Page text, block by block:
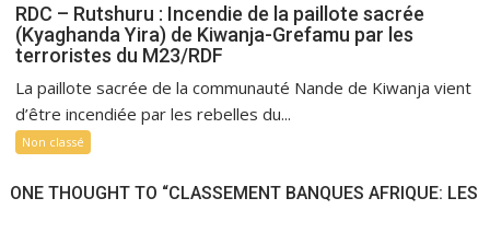
RDC – Rutshuru : Incendie de la paillote sacrée
(Kyaghanda Yira) de Kiwanja-Grefamu par les
terroristes du M23/RDF
La paillote sacrée de la communauté Nande de Kiwanja vient
d’être incendiée par les rebelles du...
Non classé
ONE THOUGHT TO “CLASSEMENT BANQUES AFRIQUE: LES